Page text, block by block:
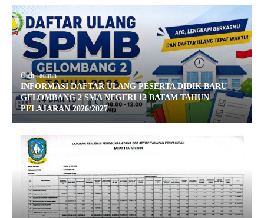
Oleh : admin
INFORMASI DAFTAR ULANG PESERTA DIDIK BARU
GELOMBANG 2 SMA NEGERI 12 BATAM TAHUN
PELAJARAN 2026/2027